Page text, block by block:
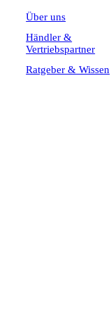
Über uns
Händler &
Vertriebspartner
Ratgeber & Wissen